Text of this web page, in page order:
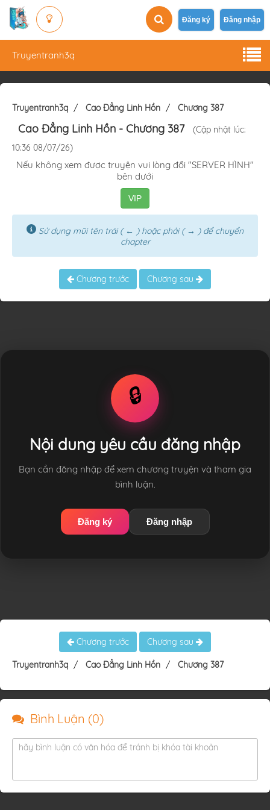
Đăng ký Đăng nhập
Truyentranh3q
Truyentranh3q Cao Đẳng Linh Hồn Chương 387
Cao Đẳng Linh Hồn - Chương 387
(Cập nhật lúc:
10:36 08/07/26)
Nếu không xem được truyện vui lòng đổi "SERVER HÌNH"
bên dưới
VIP
Sử dụng mũi tên trái ( ← ) hoặc phải ( → ) để chuyển
chapter
Chương trước Chương sau
🔒
Nội dung yêu cầu đăng nhập
Bạn cần đăng nhập để xem chương truyện và tham gia
bình luận.
Đăng ký Đăng nhập
Chương trước Chương sau
Truyentranh3q Cao Đẳng Linh Hồn Chương 387
Bình Luận (0)
hãy bình luận có văn hóa để tránh bị khóa tài khoản